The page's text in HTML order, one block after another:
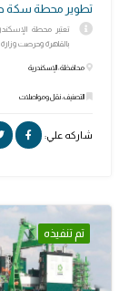
تطوير محطة سكة
تعتبر محطة
بالقاهرة وحرصت
محافظة: الإسكندرية
التصنيف: نقل ومواصلات
شاركه علي:
تم تنفيذه